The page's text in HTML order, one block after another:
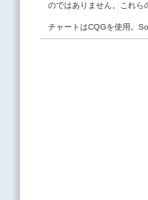
のではありません。これら
チャートはCQGを使用。